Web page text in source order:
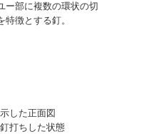
した正面図
打ちした状態
ー部に複数の環状の切
徴とする釘。